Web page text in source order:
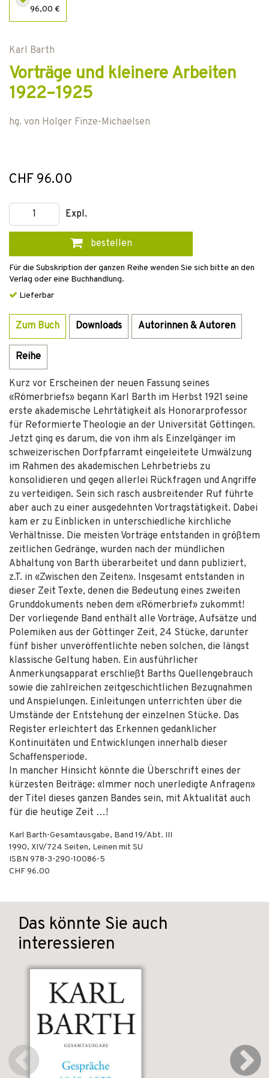
96,00 €
Karl Barth
Vorträge und kleinere Arbeiten
1922–1925
hg. von Holger Finze-Michaelsen
CHF 96.00
Expl.
bestellen
Für die Subskription der ganzen Reihe wenden Sie sich bitte an den
Verlag oder eine Buchhandlung.
Lieferbar
Zum Buch Downloads Autorinnen & Autoren
Reihe
Kurz vor Erscheinen der neuen Fassung seines
«Römerbriefs» begann Karl Barth im Herbst 1921 seine
erste akademische Lehrtätigkeit als Honorarprofessor
für Reformierte Theologie an der Universität Göttingen.
Jetzt ging es darum, die von ihm als Einzelgänger im
schweizerischen Dorfpfarramt eingeleitete Umwälzung
im Rahmen des akademischen Lehrbetriebs zu
konsolidieren und gegen allerlei Rückfragen und Angriffe
zu verteidigen. Sein sich rasch ausbreitender Ruf führte
aber auch zu einer ausgedehnten Vortragstätigkeit. Dabei
kam er zu Einblicken in unterschiedliche kirchliche
Verhältnisse. Die meisten Vorträge entstanden in größtem
zeitlichen Gedränge, wurden nach der mündlichen
Abhaltung von Barth überarbeitet und dann publiziert,
z.T. in «Zwischen den Zeiten». Insgesamt entstanden in
dieser Zeit Texte, denen die Bedeutung eines zweiten
Grunddokuments neben dem «Römerbrief» zukommt!
Der vorliegende Band enthält alle Vorträge, Aufsätze und
Polemiken aus der Göttinger Zeit, 24 Stücke, darunter
fünf bisher unveröffentlichte neben solchen, die längst
klassische Geltung haben. Ein ausführlicher
Anmerkungsapparat erschließt Barths Quellengebrauch
sowie die zahlreichen zeitgeschichtlichen Bezugnahmen
und Anspielungen. Einleitungen unterrichten über die
Umstände der Entstehung der einzelnen Stücke. Das
Register erleichtert das Erkennen gedanklicher
Kontinuitäten und Entwicklungen innerhalb dieser
Schaffensperiode.
In mancher Hinsicht könnte die Überschrift eines der
kürzesten Beiträge: «Immer noch unerledigte Anfragen»
der Titel dieses ganzen Bandes sein, mit Aktualität auch
für die heutige Zeit …!
Karl Barth-Gesamtausgabe, Band 19/Abt. III
1990, XIV/724 Seiten, Leinen mit SU
ISBN 978-3-290-10086-5
CHF 96.00
Das könnte Sie auch
interessieren